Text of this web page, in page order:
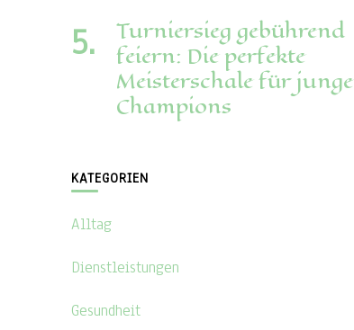
Turniersieg gebührend
feiern: Die perfekte
Meisterschale für junge
Champions
KATEGORIEN
Alltag
Dienstleistungen
Gesundheit